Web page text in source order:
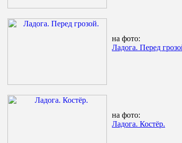
на фото:
Ладога. Перед
на фото:
Ладога. Костёр.